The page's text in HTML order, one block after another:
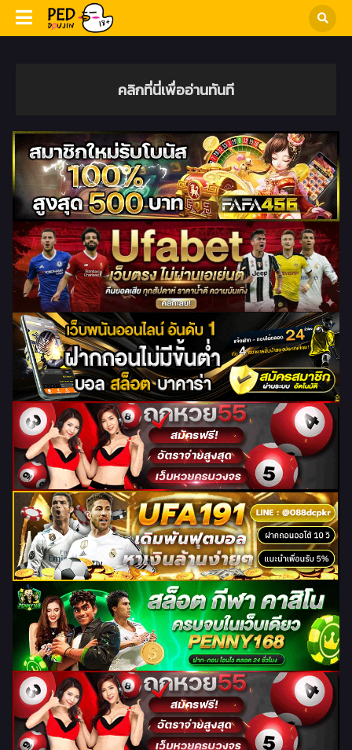
คลิกที่นี่เพื่ออ่านทันที